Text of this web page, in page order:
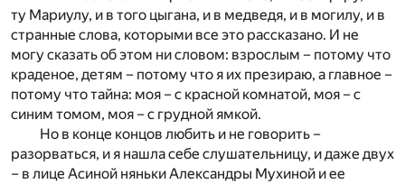
ту Мариулу, и в того цыгана, и в медведя, и в могилу, и в
странные слова, которыми все это рассказано. И не
могу сказать об этом ни словом: взрослым – потому что
краденое, детям – потому что я их презираю, а главное –
потому что тайна: моя – с красной комнатой, моя – с
синим томом, моя – с грудной ямкой.
Но в конце концов любить и не говорить –
разорваться, и я нашла себе слушательницу, и даже двух
– в лице Асиной няньки Александры Мухиной и ее